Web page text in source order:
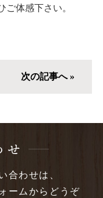
ご体感下さい。
次の記事へ »
合わせは、
ームからどうぞ